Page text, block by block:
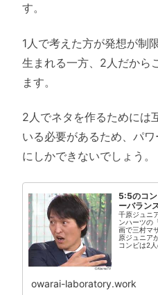
す。
1人で考えた方が発想が制
生まれる一方、2人だから
ます。
2人でネタを作るためには
いる必要があるため、パ
にしかできないでしょう。
5:5のコ
ーバラン
千原ジュニ
ンハーツの
画で三村マ
原ジュニア
コンビは2
owarai-laboratory.work